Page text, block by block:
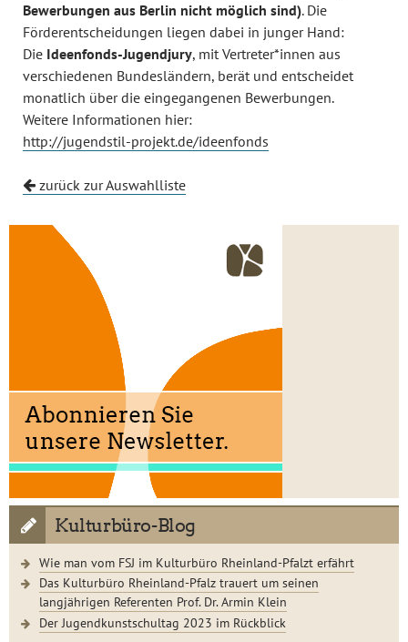
Bewerbungen aus Berlin nicht möglich sind). Die
Förderentscheidungen liegen dabei in junger Hand:
Die Ideenfonds-Jugendjury, mit Vertreter*innen aus
verschiedenen Bundesländern, berät und entscheidet
monatlich über die eingegangenen Bewerbungen.
Weitere Informationen hier:
http://jugendstil-projekt.de/ideenfonds
zurück zur Auswahlliste
Kulturbüro-Blog
Wie man vom FSJ im Kulturbüro Rheinland-Pfalzt erfährt
Das Kulturbüro Rheinland-Pfalz trauert um seinen
langjährigen Referenten Prof. Dr. Armin Klein
Der Jugendkunstschultag 2023 im Rückblick